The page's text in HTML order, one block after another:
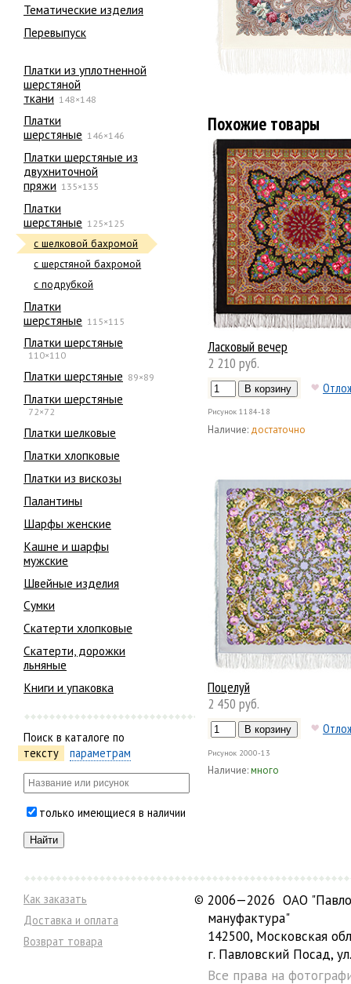
Тематические изделия
Перевыпуск
Платки из уплотненной
шерстяной
ткани 148×148
Платки
шерстяные 146×146
Платки шерстяные из
двухниточной
пряжи 135×135
Платки
шерстяные 125×125
с шелковой бахромой
с шерстяной бахромой
с подрубкой
Платки
шерстяные 115×115
Платки шерстяные
110×110
Платки шерстяные 89×89
Платки шерстяные
72×72
Платки шелковые
Платки хлопковые
Платки из вискозы
Палантины
Шарфы женские
Кашне и шарфы
мужские
Швейные изделия
Сумки
Скатерти хлопковые
Скатерти, дорожки
льняные
Книги и упаковка
Поиск в каталоге по
тексту
параметрам
только имеющиеся в наличии
Похожие товары
Ласковый вечер
2 210 руб.
Рисунок 1184-18
Наличие: достаточно
Поцелуй
2 450 руб.
Рисунок 2000-13
Наличие:много
Как заказать
Доставка и оплата
Возврат товара
© 2006—2026 ОАО
мануфактура"
142500, Московская
г. Павловский Посад,
Все права на